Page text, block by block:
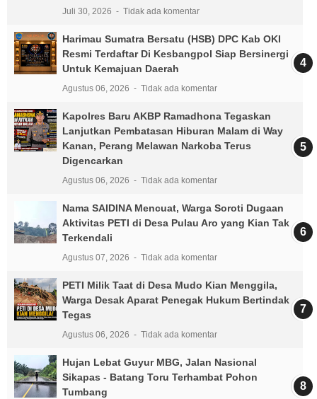
Juli 30, 2026 Tidak ada komentar
Harimau Sumatra Bersatu (HSB) DPC Kab OKI
Resmi Terdaftar Di Kesbangpol Siap Bersinergi
Untuk Kemajuan Daerah
Agustus 06, 2026 Tidak ada komentar
Kapolres Baru AKBP Ramadhona Tegaskan
Lanjutkan Pembatasan Hiburan Malam di Way
Kanan, Perang Melawan Narkoba Terus
Digencarkan
Agustus 06, 2026 Tidak ada komentar
Nama SAIDINA Mencuat, Warga Soroti Dugaan
Aktivitas PETI di Desa Pulau Aro yang Kian Tak
Terkendali
Agustus 07, 2026 Tidak ada komentar
PETI Milik Taat di Desa Mudo Kian Menggila,
Warga Desak Aparat Penegak Hukum Bertindak
Tegas
Agustus 06, 2026 Tidak ada komentar
Hujan Lebat Guyur MBG, Jalan Nasional
Sikapas - Batang Toru Terhambat Pohon
Tumbang